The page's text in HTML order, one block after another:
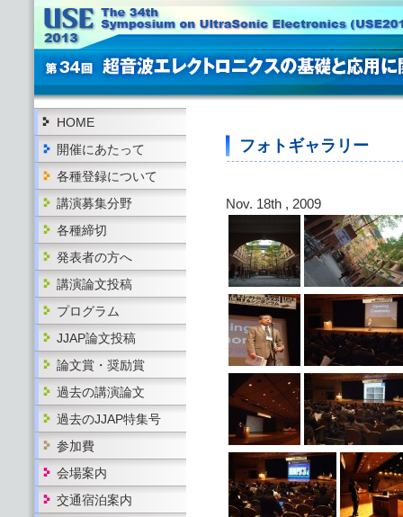
HOME
開催にあたって
各種登録について
講演募集分野
各種締切
発表者の方へ
講演論文投稿
プログラム
JJAP論文投稿
論文賞・奨励賞
過去の講演論文
過去のJJAP特集号
参加費
会場案内
交通宿泊案内
フォトギャラリー
Nov. 18th , 2009